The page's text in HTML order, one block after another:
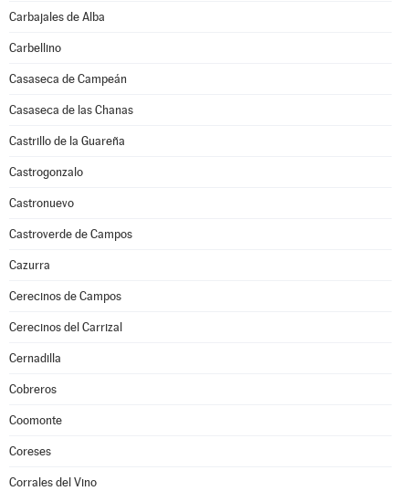
Carbajales de Alba
Carbellino
Casaseca de Campeán
Casaseca de las Chanas
Castrillo de la Guareña
Castrogonzalo
Castronuevo
Castroverde de Campos
Cazurra
Cerecinos de Campos
Cerecinos del Carrizal
Cernadilla
Cobreros
Coomonte
Coreses
Corrales del Vino